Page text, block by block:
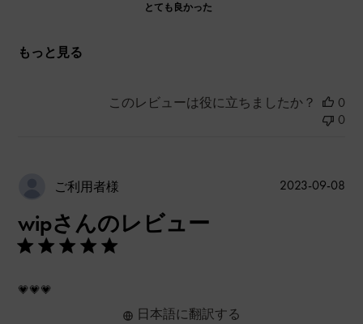
とても良かった
もっと見る
このレビューは役に立ちましたか？
0
0
ご利用者様
wipさんのレビュー
💗💗💗
日本語に翻訳する
公
2023-09-08